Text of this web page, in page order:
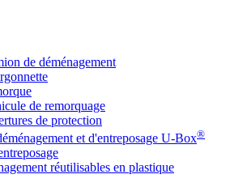
de déménagement
de remorquage
de protection
et d'entreposage U-Box®
réutilisables en plastique